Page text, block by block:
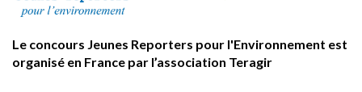
Le concours Jeunes Reporters pour l'Environnement est
organisé en France par l’association Teragir